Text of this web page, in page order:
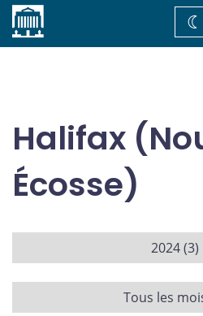
Accueil
Halifax
Écosse)
2024 (3)
Tous les